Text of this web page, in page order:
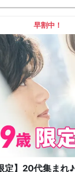
早割中！
定】20代集まれ